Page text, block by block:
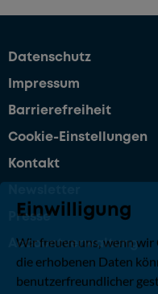
Datenschutz
Impressum
Barrierefreiheit
Cookie-Einstellungen
Kontakt
Presse
Accountverwaltung
Einwilligung
Wir freuen uns, wenn
die erhobenen Daten
benutzerfreundlicher